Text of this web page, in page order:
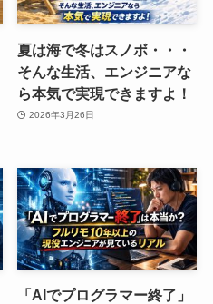
夏は海で冬はスノボ・・・
そんな生活、エンジニアな
ら本気で実現できますよ！
2026年3月26日
「AIでプログラマー終了」